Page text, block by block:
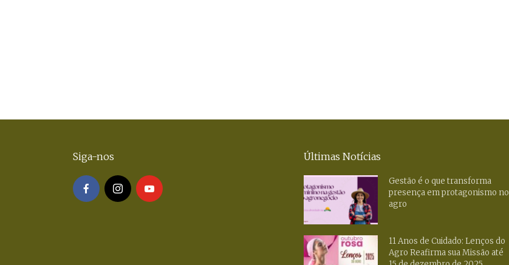
Siga-nos Últimas Notícias
Gestão é o que transforma
presença em protagonismo no
agro
11 Anos de Cuidado: Lenços do
Agro Reafirma sua Missão até